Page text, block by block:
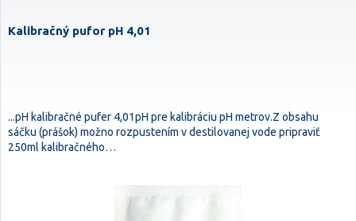
Kalibračný pufor pH 4,01
...pH kalibračné pufer 4,01pH pre kalibráciu pH metrov.Z obsahu
sáčku (prášok) možno rozpustením v destilovanej vode pripraviť
250ml kalibračného…